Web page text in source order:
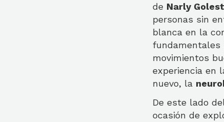
de Narly
personas sin
blanca en la
fundamentales
movimientos
experiencia en
nuevo, la
De este lado
ocasión de